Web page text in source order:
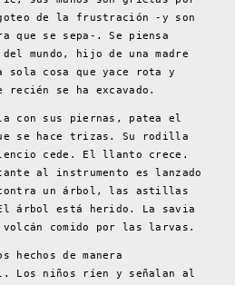
de la frustración -y son
que se sepa-. Se piensa
mundo, hijo de una madre
sola cosa que yace rota y
recién se ha excavado.
con sus piernas, patea el
se hace trizas. Su rodilla
cede. El llanto crece.
al instrumento es lanzado
un árbol, las astillas
árbol está herido. La savia
comido por las larvas.
hechos de manera
Los niños ríen y señalan al